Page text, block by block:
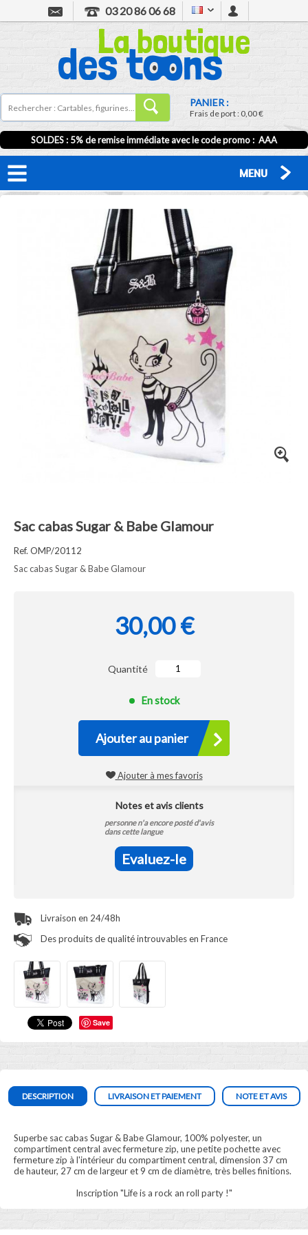
03 20 86 06 68
PANIER :
Frais de port :0,00 €
SOLDES : 5% de remise immédiate avec le code promo : AAA
MENU
Save
Sac cabas Sugar & Babe Glamour
Ref. OMP/20112
Sac cabas Sugar & Babe Glamour
30,00 €
Quantité
En stock
Ajouter au panier
Ajouter à mes favoris
Notes et avis clients
personne n'a encore posté d'avis
dans cette langue
Evaluez-le
Livraison en 24/48h
Des produits de qualité introuvables en France
DESCRIPTION LIVRAISON ET PAIEMENT NOTE ET AVIS
Superbe sac cabas Sugar & Babe Glamour, 100% polyester, un
compartiment central avec fermeture zip, une petite pochette avec
fermeture zip à l'intérieur du compartiment central, dimension 37 cm
de hauteur, 27 cm de largeur et 9 cm de diamètre, très belles finitions.
Inscription "Life is a rock an roll party !"